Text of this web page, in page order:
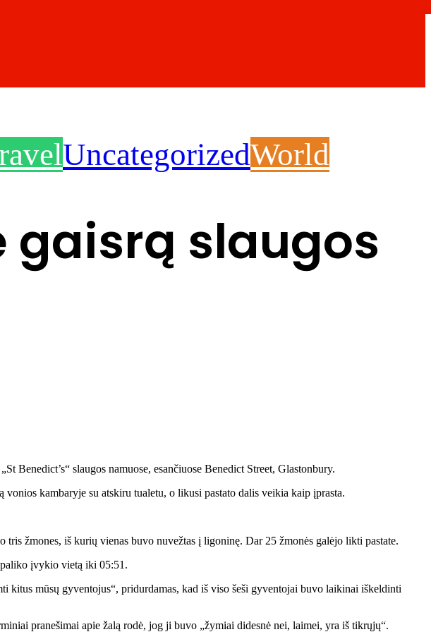
UncategorizedWorld
gaisrą slaugos
Benedict’s“ slaugos namuose, esančiuose Benedict Street, Glastonbury.
kambaryje su atskiru tualetu, o likusi pastato dalis veikia kaip įprasta.
žmones, iš kurių vienas buvo nuvežtas į ligoninę. Dar 25 žmonės galėjo likti pastate.
įvykio vietą iki 05:51.
kitus mūsų gyventojus“, pridurdamas, kad iš viso šeši gyventojai buvo laikinai iškeldinti
pranešimai apie žalą rodė, jog ji buvo „žymiai didesnė nei, laimei, yra iš tikrųjų“.